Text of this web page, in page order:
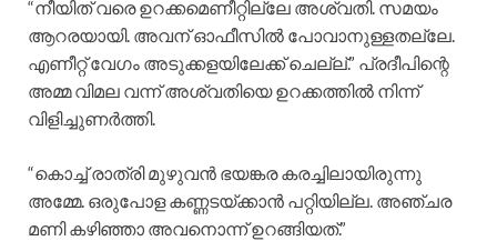
“നീയിത് വരെ ഉറക്കമെണീറ്റില്ലേ അശ്വതി. സമയം
ആറരയായി. അവന് ഓഫീസിൽ പോവാനുള്ളതല്ലേ.
എണീറ്റ് വേഗം അടുക്കളയിലേക്ക് ചെല്ല്.” പ്രദീപിന്റെ
അമ്മ വിമല വന്ന് അശ്വതിയെ ഉറക്കത്തിൽ നിന്ന്
വിളിച്ചുണർത്തി.
“കൊച്ച് രാത്രി മുഴുവൻ ഭയങ്കര കരച്ചിലായിരുന്നു
അമ്മേ. ഒരുപോള കണ്ണടയ്ക്കാൻ പറ്റിയില്ല. അഞ്ചര
മണി കഴിഞ്ഞാ അവനൊന്ന് ഉറങ്ങിയത്.”